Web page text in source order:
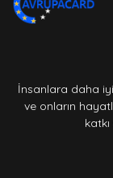
İnsanlara daha
ve onların